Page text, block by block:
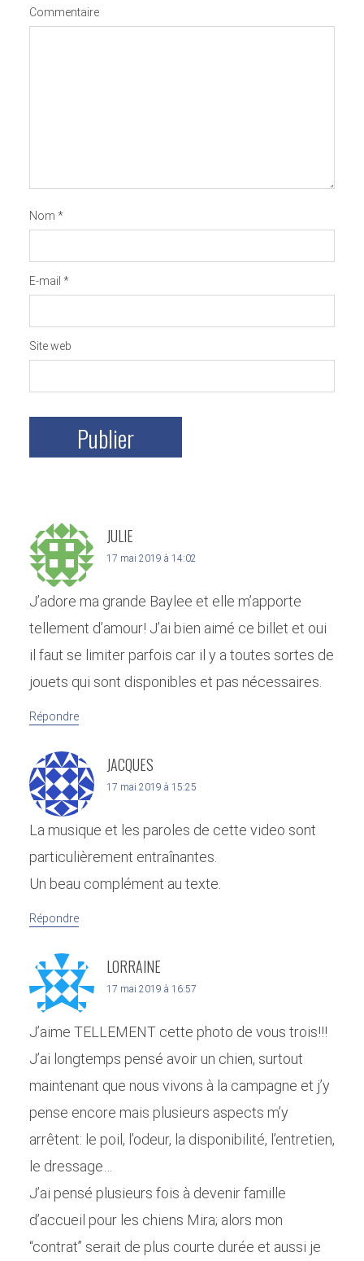
Commentaire
Nom *
E-mail *
Site web
JULIE
17 mai 2019 à 14:02
J’adore ma grande Baylee et elle m’apporte
tellement d’amour! J’ai bien aimé ce billet et oui
il faut se limiter parfois car il y a toutes sortes de
jouets qui sont disponibles et pas nécessaires.
Répondre
JACQUES
17 mai 2019 à 15:25
La musique et les paroles de cette video sont
particulièrement entraînantes.
Un beau complément au texte.
Répondre
LORRAINE
17 mai 2019 à 16:57
J’aime TELLEMENT cette photo de vous trois!!!
J’ai longtemps pensé avoir un chien, surtout
maintenant que nous vivons à la campagne et j’y
pense encore mais plusieurs aspects m’y
arrêtent: le poil, l’odeur, la disponibilité, l’entretien,
le dressage…
J’ai pensé plusieurs fois à devenir famille
d’accueil pour les chiens Mira; alors mon
“contrat” serait de plus courte durée et aussi je